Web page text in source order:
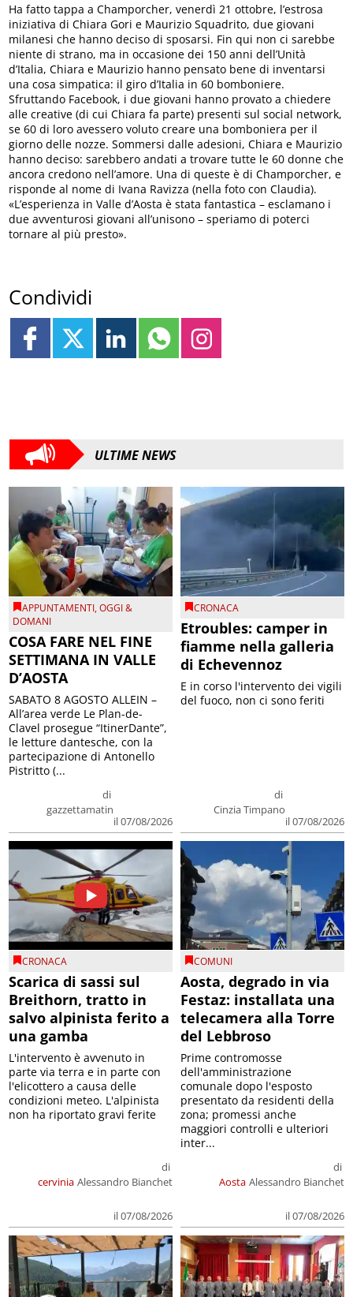
Ha fatto tappa a Champorcher, venerdì 21 ottobre, l’estrosa
iniziativa di Chiara Gori e Maurizio Squadrito, due giovani
milanesi che hanno deciso di sposarsi. Fin qui non ci sarebbe
niente di strano, ma in occasione dei 150 anni dell’Unità
d’Italia, Chiara e Maurizio hanno pensato bene di inventarsi
una cosa simpatica: il giro d’Italia in 60 bomboniere.
Sfruttando Facebook, i due giovani hanno provato a chiedere
alle creative (di cui Chiara fa parte) presenti sul social network,
se 60 di loro avessero voluto creare una bomboniera per il
giorno delle nozze. Sommersi dalle adesioni, Chiara e Maurizio
hanno deciso: sarebbero andati a trovare tutte le 60 donne che
ancora credono nell’amore. Una di queste è di Champorcher, e
risponde al nome di Ivana Ravizza (nella foto con Claudia).
«L’esperienza in Valle d’Aosta è stata fantastica – esclamano i
due avventurosi giovani all’unisono – speriamo di poterci
tornare al più presto».
Condividi
ULTIME NEWS
APPUNTAMENTI,OGGI &
DOMANI
COSA FARE NEL FINE
SETTIMANA IN VALLE
D’AOSTA
di
gazzettamatin
il 07/08/2026
SABATO 8 AGOSTO ALLEIN –
All’area verde Le Plan-de-
Clavel prosegue “ItinerDante”,
le letture dantesche, con la
partecipazione di Antonello
Pistritto (...
CRONACA
Etroubles: camper in
fiamme nella galleria
di Echevennoz
di
Cinzia Timpano
il 07/08/2026
E in corso l'intervento dei vigili
del fuoco, non ci sono feriti
CRONACA
Scarica di sassi sul
Breithorn, tratto in
salvo alpinista ferito a
una gamba
cervinia
di
Alessandro Bianchet
il 07/08/2026
L'intervento è avvenuto in
parte via terra e in parte con
l'elicottero a causa delle
condizioni meteo. L'alpinista
non ha riportato gravi ferite
COMUNI
Aosta, degrado in via
Festaz: installata una
telecamera alla Torre
del Lebbroso
Aosta
di
Alessandro Bianchet
il 07/08/2026
Prime contromosse
dell'amministrazione
comunale dopo l'esposto
presentato da residenti della
zona; promessi anche
maggiori controlli e ulteriori
inter...